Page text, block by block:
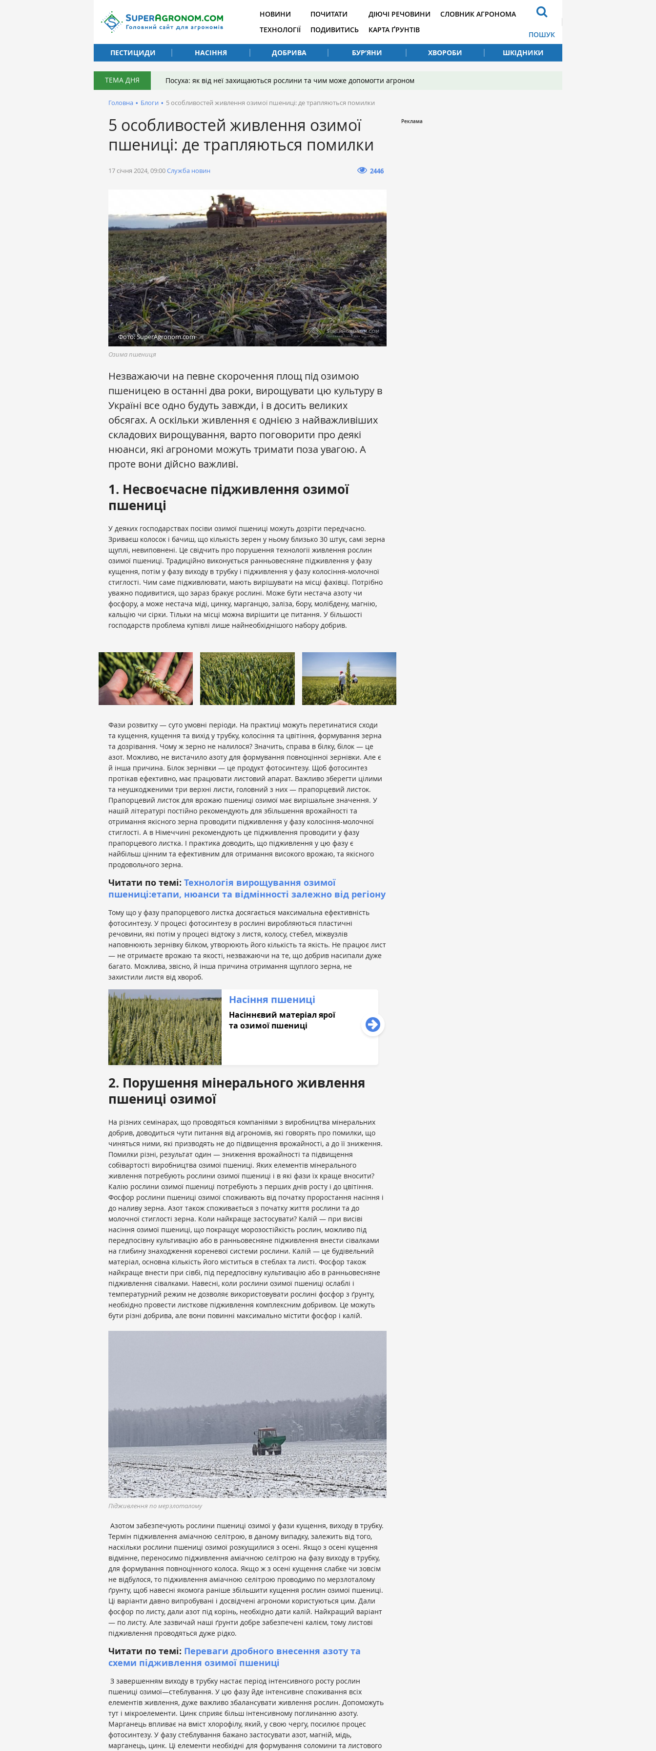
НОВИНИ
ТЕХНОЛОГІЇ
ПОЧИТАТИ
ПОДИВИТИСЬ
ДІЮЧІ РЕЧОВИНИ
КАРТА ҐРУНТІВ
СЛОВНИК АГРОНОМА
ПОШУК
ПЕСТИЦИДИ
НАСІННЯ ДОБРИВА БУР’ЯНИ ХВОРОБИ ШКІДНИКИ
ТЕМА ДНЯ Посуха: як від неї захищаються рослини та чим може допомогти агроном
Головна • Блоги • 5 особливостей живлення озимої пшениці: де трапляються помилки
5 особливостей живлення озимої
пшениці: де трапляються помилки
17 січня 2024, 09:00Служба новин 2446
Фото: SuperAgronom.com
Озима пшениця
Незважаючи на певне скорочення площ під озимою
пшеницею в останні два роки, вирощувати цю культуру в
Україні все одно будуть завжди, і в досить великих
обсягах. А оскільки живлення є однією з найважливіших
складових вирощування, варто поговорити про деякі
нюанси, які агрономи можуть тримати поза увагою. А
проте вони дійсно важливі.
1. Несвоєчасне підживлення озимої
пшениці
У деяких господарствах посіви озимої пшениці можуть дозріти передчасно.
Зриваєш колосок і бачиш, що кількість зерен у ньому близько 30 штук, самі зерна
щуплі, невиповнені. Це свідчить про порушення технології живлення рослин
озимої пшениці. Традиційно виконується ранньовесняне підживлення у фазу
кущення, потім у фазу виходу в трубку і підживлення у фазу колосіння-молочної
стиглості. Чим саме підживлювати, мають вирішувати на місці фахівці. Потрібно
уважно подивитися, що зараз бракує рослині. Може бути нестача азоту чи
фосфору, а може нестача міді, цинку, марганцю, заліза, бору, молібдену, магнію,
кальцію чи сірки. Тільки на місці можна вирішити це питання. У більшості
господарств проблема купівлі лише найнеобхіднішого набору добрив.
Фази розвитку — суто умовні періоди. На практиці можуть перетинатися сходи
та кущення, кущення та вихід у трубку, колосіння та цвітіння, формування зерна
та дозрівання. Чому ж зерно не налилося? Значить, справа в білку, білок — це
азот. Можливо, не вистачило азоту для формування повноцінної зернівки. Але є
й інша причина. Білок зернівки — це продукт фотосинтезу. Щоб фотосинтез
протікав ефективно, має працювати листовий апарат. Важливо зберегти цілими
та неушкодженими три верхні листи, головний з них — прапорцевий листок.
Прапорцевий листок для врожаю пшениці озимої має вирішальне значення. У
нашій літературі постійно рекомендують для збільшення врожайності та
отримання якісного зерна проводити підживлення у фазу колосіння-молочної
стиглості. А в Німеччині рекомендують це підживлення проводити у фазу
прапорцевого листка. І практика доводить, що підживлення у цю фазу є
найбільш цінним та ефективним для отримання високого врожаю, та якісного
продовольчого зерна.
Читати по темі: Технологія вирощування озимої
пшениці:етапи, нюанси та відмінності залежно від регіону
Тому що у фазу прапорцевого листка досягається максимальна ефективність
фотосинтезу. У процесі фотосинтезу в рослині виробляються пластичні
речовини, які потім у процесі відтоку з листя, колосу, стебел, міжвузлів
наповнюють зернівку білком, утворюють його кількість та якість. Не працює лист
— не отримаєте врожаю та якості, незважаючи на те, що добрив насипали дуже
багато. Можлива, звісно, й інша причина отримання щуплого зерна, не
захистили листя від хвороб.
Насіння пшениці
Насіннєвий матеріал ярої
та озимої пшениці
2. Порушення мінерального живлення
пшениці озимої
На різних семінарах, що проводяться компаніями з виробництва мінеральних
добрив, доводиться чути питання від агрономів, які говорять про помилки, що
чиняться ними, які призводять не до підвищення врожайності, а до її зниження.
Помилки різні, результат один — зниження врожайності та підвищення
собівартості виробництва озимої пшениці. Яких елементів мінерального
живлення потребують рослини озимої пшениці і в які фази їх краще вносити?
Калію рослини озимої пшениці потребують з перших днів росту і до цвітіння.
Фосфор рослини пшениці озимої споживають від початку проростання насіння і
до наливу зерна. Азот також споживається з початку життя рослини та до
молочної стиглості зерна. Коли найкраще застосувати? Калій — при висіві
насіння озимої пшениці, що покращує морозостійкість рослин, можливо під
передпосівну культивацію або в ранньовесняне підживлення внести сівалками
на глибину знаходження кореневої системи рослини. Калій — це будівельний
матеріал, основна кількість його міститься в стеблах та листі. Фосфор також
найкраще внести при сівбі, під передпосівну культивацію або в ранньовесняне
підживлення сівалками. Навесні, коли рослини озимої пшениці ослаблі і
температурний режим не дозволяє використовувати рослині фосфор з ґрунту,
необхідно провести листкове підживлення комплексним добривом. Це можуть
бути різні добрива, але вони повинні максимально містити фосфор і калій.
Підживлення по мерзлоталому
Азотом забезпечують рослини пшениці озимої у фази кущення, виходу в трубку.
Термін підживлення аміачною селітрою, в даному випадку, залежить від того,
наскільки рослини пшениці озимої розкущилися з осені. Якщо з осені кущення
відмінне, переносимо підживлення аміачною селітрою на фазу виходу в трубку,
для формування повноцінного колоса. Якщо ж з осені кущення слабке чи зовсім
не відбулося, то підживлення аміачною селітрою проводимо по мерзлоталому
ґрунту, щоб навесні якомога раніше збільшити кущення рослин озимої пшениці.
Ці варіанти давно випробувані і досвідчені агрономи користуються цим. Дали
фосфор по листу, дали азот під корінь, необхідно дати калій. Найкращий варіант
— по листу. Але зазвичай наші ґрунти добре забезпечені калієм, тому листові
підживлення проводяться дуже рідко.
Читати по темі: Переваги дробного внесення азоту та
схеми підживлення озимої пшениці
З завершенням виходу в трубку настає період інтенсивного росту рослин
пшениці озимої—стеблування. У цю фазу йде інтенсивне споживання всіх
елементів живлення, дуже важливо збалансувати живлення рослин. Допоможуть
тут і мікроелементи. Цинк сприяє більш інтенсивному поглинанню азоту.
Марганець впливає на вміст хлорофілу, який, у свою чергу, посилює процес
фотосинтезу. У фазу стеблування бажано застосувати азот, магній, мідь,
марганець, цинк. Ці елементи необхідні для формування соломини та листового